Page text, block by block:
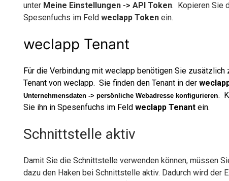
unter Meine Einstellungen -> API Token. Kopieren Sie
Spesenfuchs im Feldweclapp Token ein.
weclapp Tenant
Für die Verbindung mitweclapp benötigen Sie zusätzlich
Tenant vonweclapp. Sie finden den Tenant in der
Unternehmensdaten -> persönliche Webadresse konfigurieren.
Sie ihn in Spesenfuchs im Feldweclapp Tenant ein.
Schnittstelle aktiv
Damit Sie die Schnittstelle verwenden können, müssen
dazu den Haken bei Schnittstelle aktiv. Dadurch wird der